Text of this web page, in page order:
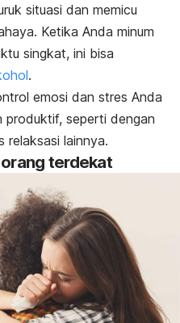
situasi dan memicu
Ketika Anda minum
singkat, ini bisa
.
emosi dan stres Anda
seperti dengan
relaksasi lainnya.
terdekat